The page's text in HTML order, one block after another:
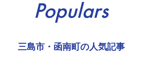
Populars
三島市・函南町の人気記事